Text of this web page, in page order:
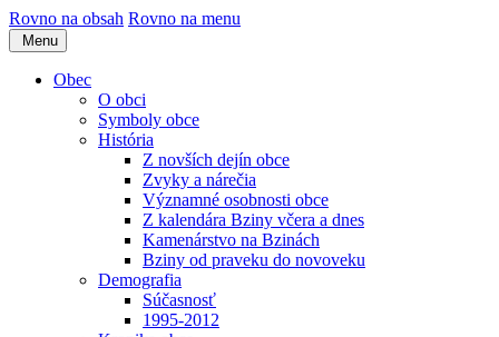
Rovno na obsah Rovno na menu
Menu
Obec
O obci
Symboly obce
História
Z novších dejín obce
Zvyky a nárečia
Významné osobnosti obce
Z kalendára Bziny včera a dnes
Kamenárstvo na Bzinách
Bziny od praveku do novoveku
Demografia
Súčasnosť
1995-2012